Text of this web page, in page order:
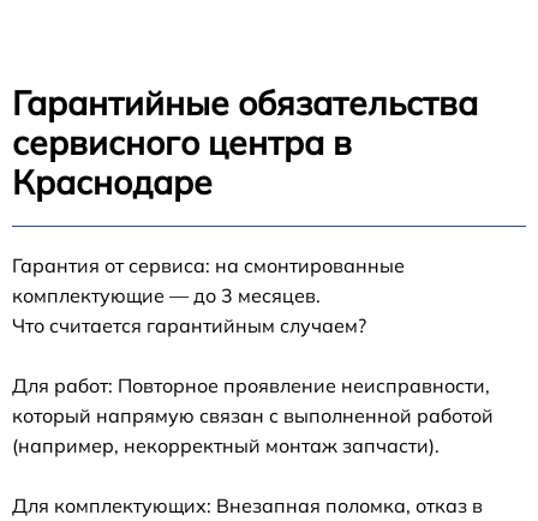
Гарантийные обязательства
сервисного центра в
Краснодаре
Гарантия от сервиса: на смонтированные
комплектующие — до 3 месяцев.
Что считается гарантийным случаем?
Для работ: Повторное проявление неисправности,
который напрямую связан с выполненной работой
(например, некорректный монтаж запчасти).
Для комплектующих: Внезапная поломка, отказ в